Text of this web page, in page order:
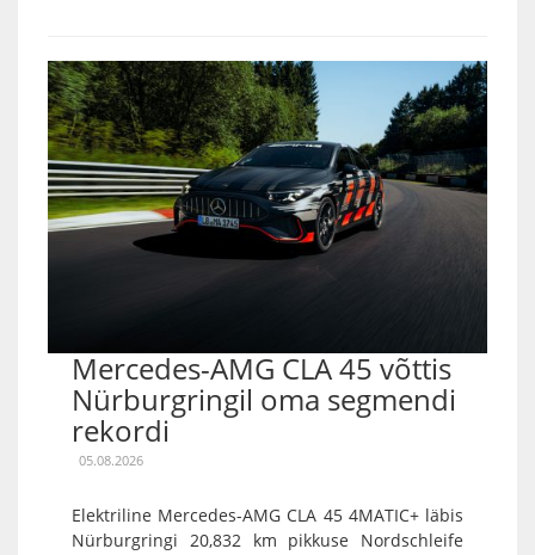
Mercedes-AMG CLA 45 võttis
Nürburgringil oma segmendi
rekordi
05.08.2026
Elektriline Mercedes-AMG CLA 45 4MATIC+ läbis
Nürburgringi 20,832 km pikkuse Nordschleife